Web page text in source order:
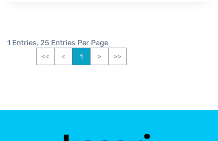
1 Entries, 25 Entries Per Page
<< < 1 > >>